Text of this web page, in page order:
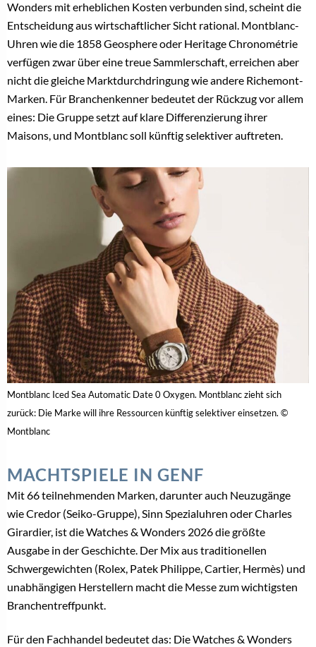
Wonders mit erheblichen Kosten verbunden sind, scheint die
Entscheidung aus wirtschaftlicher Sicht rational. Montblanc-
Uhren wie die 1858 Geosphere oder Heritage Chronométrie
verfügen zwar über eine treue Sammlerschaft, erreichen aber
nicht die gleiche Marktdurchdringung wie andere Richemont-
Marken. Für Branchenkenner bedeutet der Rückzug vor allem
eines: Die Gruppe setzt auf klare Differenzierung ihrer
Maisons, und Montblanc soll künftig selektiver auftreten.
Montblanc Iced Sea Automatic Date 0 Oxygen. Montblanc zieht sich
zurück: Die Marke will ihre Ressourcen künftig selektiver einsetzen. ©
Montblanc
MACHTSPIELE IN GENF
Mit 66 teilnehmenden Marken, darunter auch Neuzugänge
wie Credor (Seiko-Gruppe), Sinn Spezialuhren oder Charles
Girardier, ist die Watches & Wonders 2026 die größte
Ausgabe in der Geschichte. Der Mix aus traditionellen
Schwergewichten (Rolex, Patek Philippe, Cartier, Hermès) und
unabhängigen Herstellern macht die Messe zum wichtigsten
Branchentreffpunkt.
Für den Fachhandel bedeutet das: Die Watches & Wonders